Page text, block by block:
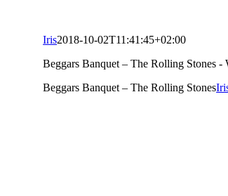
Iris2018-10-02T11:41:45+02:00
Beggars Banquet – The Rolling Stones -
Beggars Banquet – The Rolling Stones